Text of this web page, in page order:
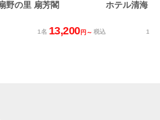
野の里 扇芳閣
1名 13,200円～ 税込
ホテル清海
1名